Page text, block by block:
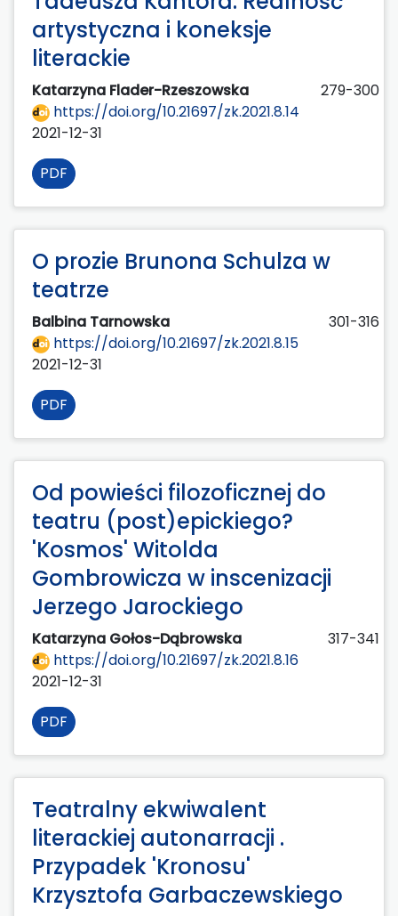
artystyczna i koneksje
literackie
Katarzyna Flader-Rzeszowska
279-300
https://doi.org/10.21697/zk.2021.8.14
2021-12-31
PDF
O prozie Brunona Schulza w
teatrze
Balbina Tarnowska
301-316
https://doi.org/10.21697/zk.2021.8.15
2021-12-31
PDF
Od powieści filozoficznej do
teatru (post)epickiego?
'Kosmos' Witolda
Gombrowicza w inscenizacji
Jerzego Jarockiego
Katarzyna Gołos-Dąbrowska
317-341
https://doi.org/10.21697/zk.2021.8.16
2021-12-31
PDF
Teatralny ekwiwalent
literackiej autonarracji .
Przypadek 'Kronosu'
Krzysztofa Garbaczewskiego